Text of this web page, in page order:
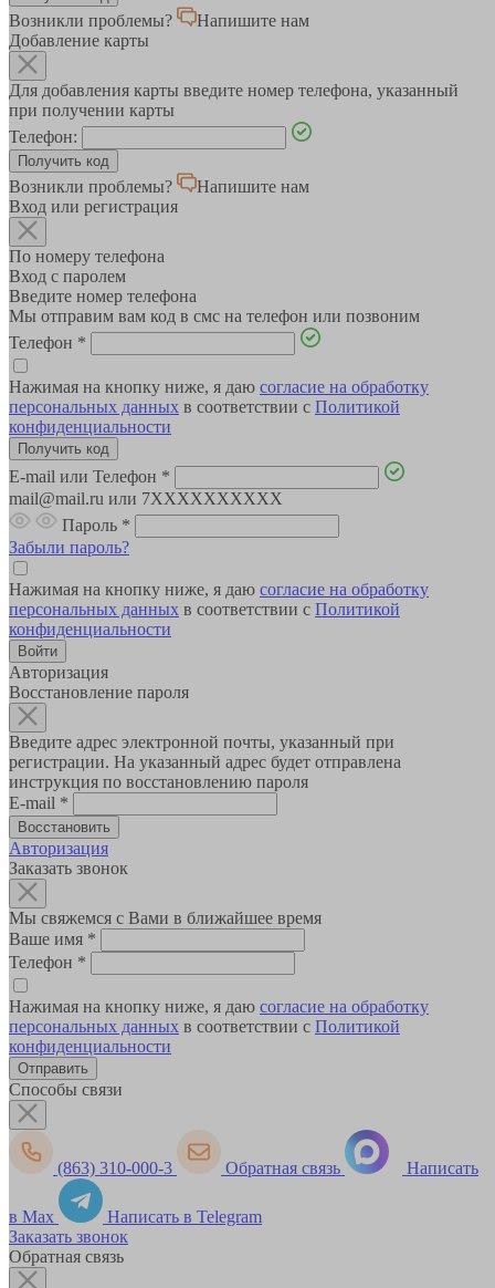
Возникли проблемы?
Напишите нам
Добавление карты
Для добавления карты введите номер телефона, указанный
при получении карты
Телефон:
Возникли проблемы?
Напишите нам
Вход или регистрация
По номеру телефона
Вход с паролем
Введите номер телефона
Мы отправим вам код в смс на телефон или позвоним
Телефон *
Нажимая на кнопку ниже, я даю согласие на обработку
персональных данных в соответствии с Политикой
конфиденциальности
E-mail или Телефон *
mail@mail.ru или 7XXXXXXXXXX
Пароль *
Забыли пароль?
Нажимая на кнопку ниже, я даю согласие на обработку
персональных данных в соответствии с Политикой
конфиденциальности
Авторизация
Восстановление пароля
Введите адрес электронной почты, указанный при
регистрации. На указанный адрес будет отправлена
инструкция по восстановлению пароля
E-mail *
Авторизация
Заказать звонок
Мы свяжемся с Вами в ближайшее время
Ваше имя *
Телефон *
Нажимая на кнопку ниже, я даю согласие на обработку
персональных данных в соответствии с Политикой
конфиденциальности
Способы связи
(863) 310-000-3 Обратная связь Написать
в Max
Написать в Telegram
Заказать звонок
Обратная связь